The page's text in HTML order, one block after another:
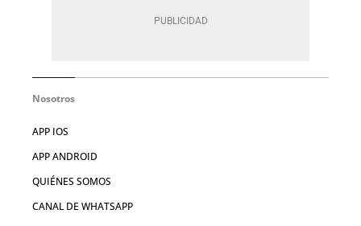
Nosotros
APP IOS
APP ANDROID
QUIÉNES SOMOS
CANAL DE WHATSAPP